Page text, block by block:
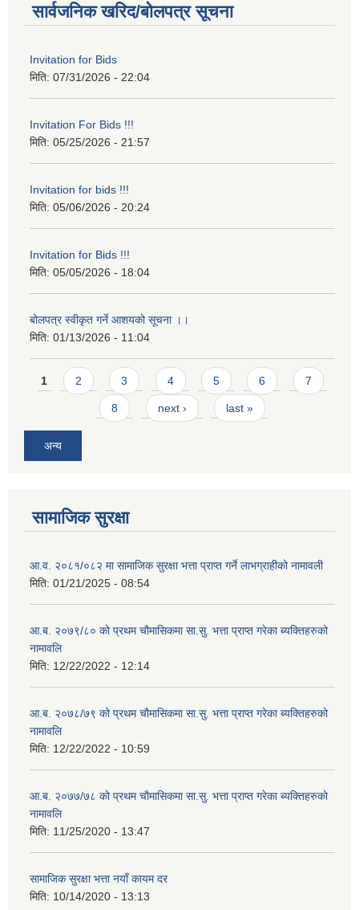
सार्वजनिक खरिद/बोलपत्र सूचना
Invitation for Bids
मिति: 07/31/2026 - 22:04
Invitation For Bids !!!
मिति: 05/25/2026 - 21:57
Invitation for bids !!!
मिति: 05/06/2026 - 20:24
Invitation for Bids !!!
मिति: 05/05/2026 - 18:04
बोलपत्र स्वीकृत गर्ने आशयको सूचना ।।
मिति: 01/13/2026 - 11:04
Pages
1 2 3 4 5 6 7
8 next › last »
अन्य
सामाजिक सुरक्षा
आ.व. २०८१/०८२ मा सामाजिक सुरक्षा भत्ता प्राप्त गर्ने लाभग्राहीको नामावली
मिति: 01/21/2025 - 08:54
आ.ब. २०७९/८० को प्रथम चौमासिकमा सा.सु. भत्ता प्राप्त गरेका ब्यक्तिहरुको
नामावलि
मिति: 12/22/2022 - 12:14
आ.ब. २०७८/७९ को प्रथम चौमासिकमा सा.सु. भत्ता प्राप्त गरेका ब्यक्तिहरुको
नामावलि
मिति: 12/22/2022 - 10:59
आ.ब. २०७७/७८ को प्रथम चौमासिकमा सा.सु. भत्ता प्राप्त गरेका ब्यक्तिहरुको
नामावलि
मिति: 11/25/2020 - 13:47
सामाजिक सुरक्षा भत्ता नयाँ कायम दर
मिति: 10/14/2020 - 13:13